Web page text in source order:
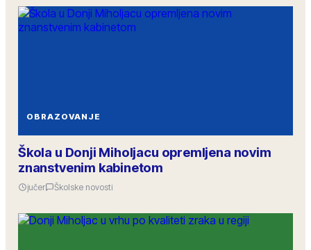
OBRAZOVANJE
Škola u Donji Miholjacu opremljena novim
znanstvenim kabinetom
jučer Školske novosti